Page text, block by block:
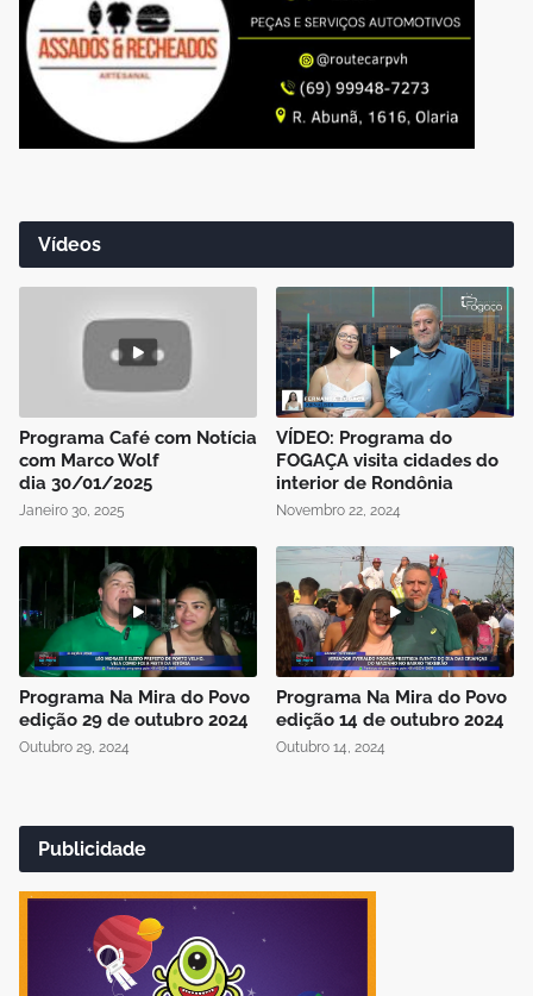
Vídeos
Programa Café com Notícia
com Marco Wolf
dia 30/01/2025
Janeiro 30, 2025
VÍDEO: Programa do
FOGAÇA visita cidades do
interior de Rondônia
Novembro 22, 2024
Programa Na Mira do Povo
edição 29 de outubro 2024
Outubro 29, 2024
Programa Na Mira do Povo
edição 14 de outubro 2024
Outubro 14, 2024
Publicidade